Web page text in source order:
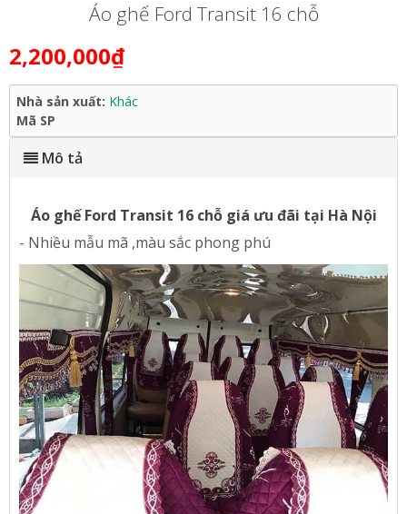
Áo ghế Ford Transit 16 chỗ
2,200,000₫
Nhà sản xuất: Khác
Mã SP
Mô tả
Áo ghế Ford Transit 16 chỗ giá ưu đãi tại Hà Nội
- Nhiều mẫu mã ,màu sắc phong phú